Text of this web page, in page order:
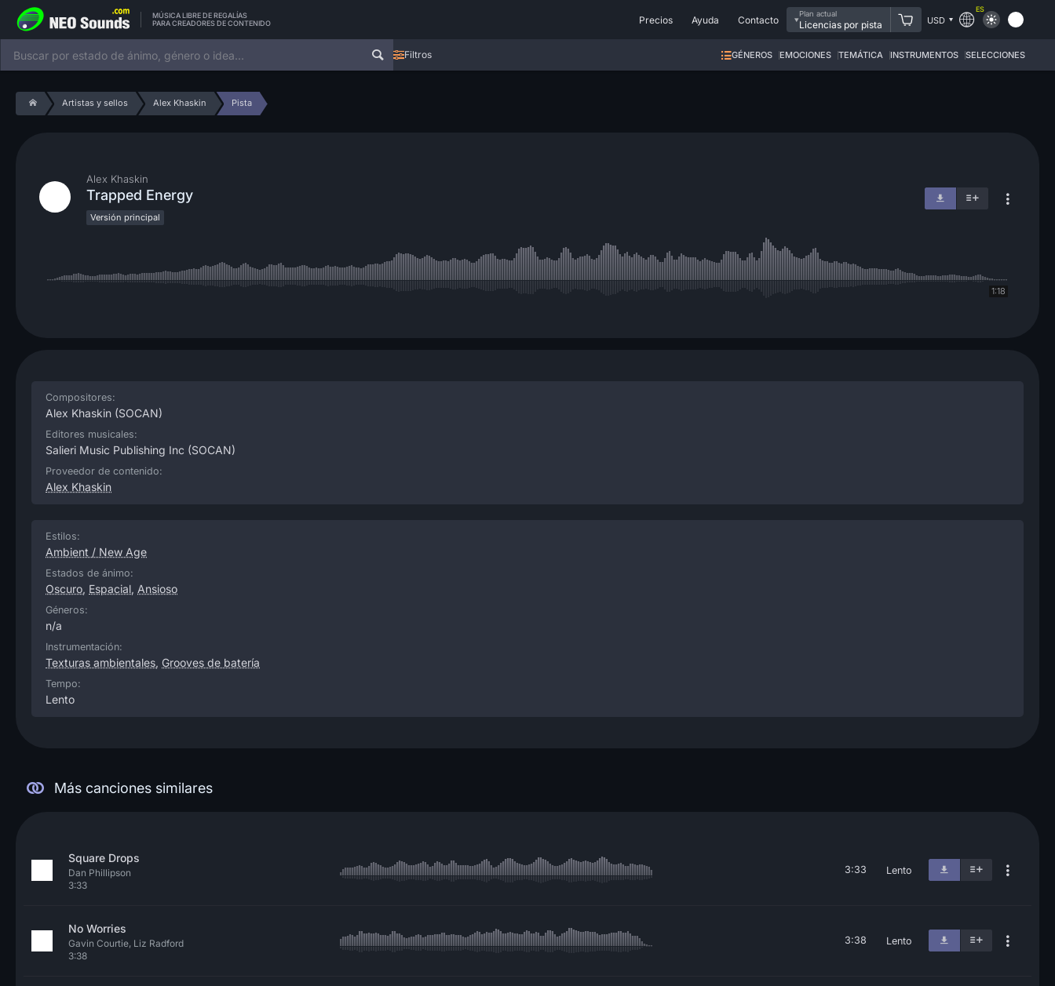
MÚSICA LIBRE DE REGALÍAS
PARA CREADORES DE CONTENIDO
Precios Ayuda Contacto
Plan actual
Licencias por pista USD
ES
Filtros GÉNEROS EMOCIONES TEMÁTICA INSTRUMENTOS SELECCIONES
Artistas y sellos Alex Khaskin Pista
Alex Khaskin
Trapped Energy
Versión principal
1:18
Compositores:
Alex Khaskin (SOCAN)
Editores musicales:
Salieri Music Publishing Inc (SOCAN)
Proveedor de contenido:
Alex Khaskin
Estilos:
Ambient / New Age
Estados de ánimo:
Oscuro, Espacial, Ansioso
Géneros:
n/a
Instrumentación:
Texturas ambientales, Grooves de batería
Tempo:
Lento
Más canciones similares
Square Drops
Dan Phillipson
3:33
3:33 Lento
No Worries
Gavin Courtie, Liz Radford
3:38
3:38 Lento